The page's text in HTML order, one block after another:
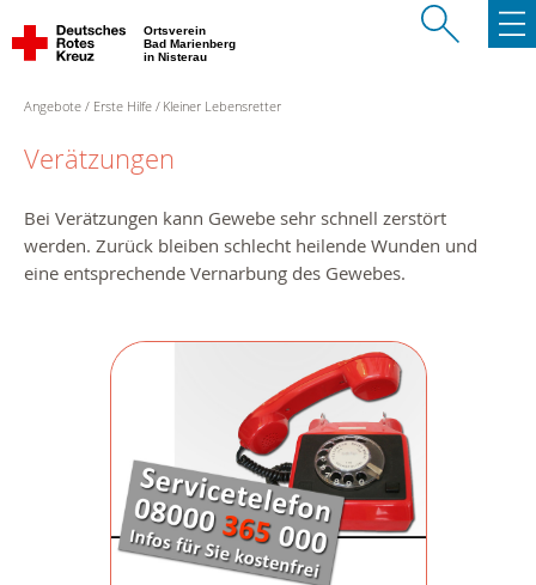
Ortsverein
Bad Marienberg
in Nisterau
Angebote Erste Hilfe Kleiner Lebensretter
Verätzungen
Bei Verätzungen kann Gewebe sehr schnell zerstört
werden. Zurück bleiben schlecht heilende Wunden und
eine entsprechende Vernarbung des Gewebes.